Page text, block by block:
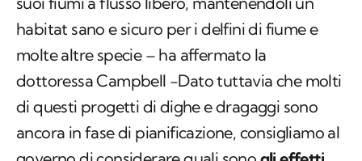
habitat sano e sicuro per i delfini di fiume e
molte altre specie – ha affermato la
dottoressa Campbell -Dato tuttavia che molti
di questi progetti di dighe e dragaggi sono
ancora in fase di pianificazione, consigliamo al